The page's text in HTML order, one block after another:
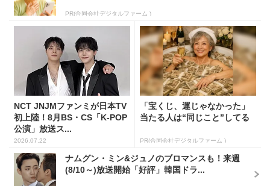
PR(合同会社デジタルファーム )
NCT JNJMファンミが日本TV
初上陸！8月BS・CS「K-POP
公演」放送ス...
2026.07.22
「宝くじ、運じゃなかった」
当たる人は“同じこと”してる
PR(合同会社デジタルファーム )
ナムグン・ミン&ジュノのブロマンスも！来週
(8/10～)放送開始「好評」韓国ドラ...